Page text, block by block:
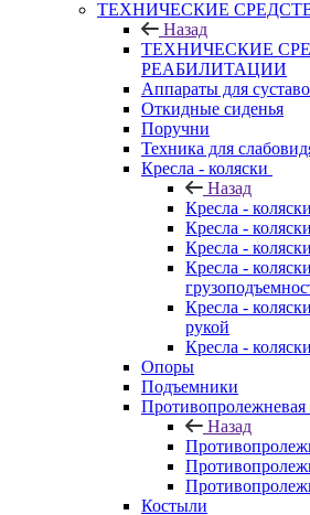
ТЕХНИЧЕСКИЕ
Назад
ТЕХНИЧЕСКИЕ
РЕАБИЛИТАЦИИ
Аппараты для
Откидные сиденья
Поручни
Техника для
Кресла - коляски
Назад
Кресла - коляски
Кресла -
Кресла -
Кресла -
Кресла -
рукой
Кресла -
Опоры
Подъемники
Противопролежневая
Назад
Костыли